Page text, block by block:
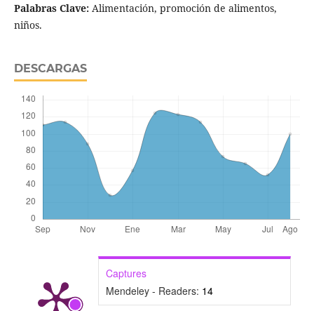
Palabras Clave:Alimentación, promoción de alimentos,
niños.
DESCARGAS
Captures
Mendeley - Readers: 14